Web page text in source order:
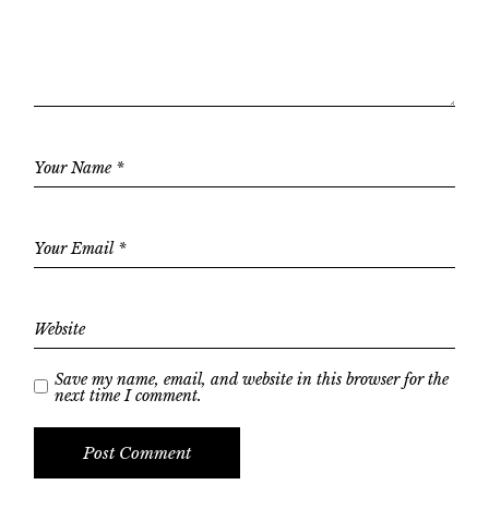
Save my name, email, and website in this browser for the
next time I comment.
Post Comment